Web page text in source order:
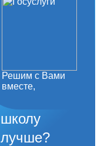
Решим с Вами
вместе,
как
школу
лучше?